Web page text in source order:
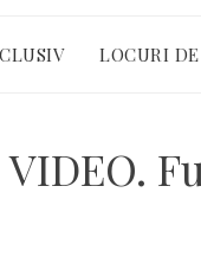
LOCURI
VIDEO.